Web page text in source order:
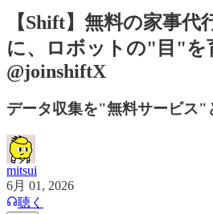
【Shift】無料の家事代
に、ロボットの"目"を
@joinshiftX
データ収集を"無料サービス"
mitsui
6月 01, 2026
聴く